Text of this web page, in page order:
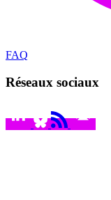
FAQ
Réseaux sociaux